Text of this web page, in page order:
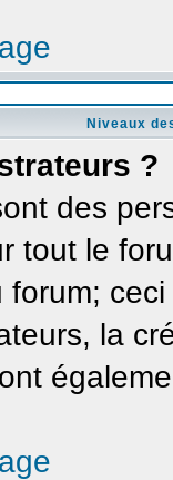
Niveaux
?
des
tout le
la